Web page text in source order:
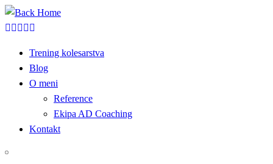
Skip
to
Trening kolesarstva
Blog
O meni
Reference
Ekipa AD Coaching
Kontakt